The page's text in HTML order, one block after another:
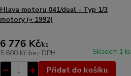
Hlava motoru 041/dual - Typ 1/3
motory (» 1992)
6 776 Kč/ks
5 600 Kč bez DPH Skladem 1 ks
Přidat do košíku